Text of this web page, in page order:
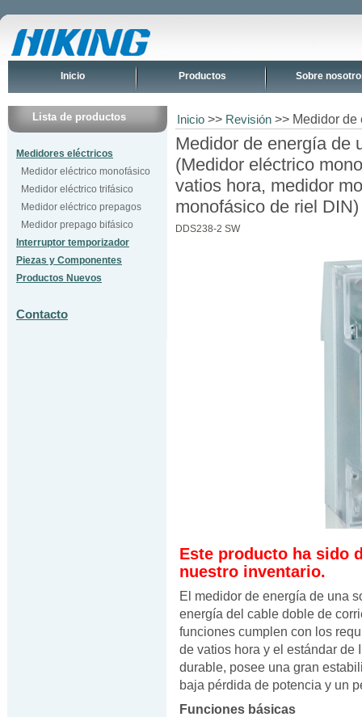
Inicio Productos Sobre
Lista de productos
Medidores eléctricos
Medidor eléctrico monofásico
Medidor eléctrico trifásico
Medidor eléctrico prepagos
Medidor prepago bifásico
Interruptor temporizador
Piezas y Componentes
Productos Nuevos
Contacto
Inicio >> Revisión >> Medidor
Medidor de energía de
(Medidor eléctrico
vatios hora, medidor
monofásico de riel DIN)
DDS238-2 SW
Este producto ha sido
nuestro inventario.
El medidor de energía de una
energía del cable doble de
funciones cumplen con los
de vatios hora y el estándar de
durable, posee una gran
baja pérdida de potencia y un
Funciones básicas